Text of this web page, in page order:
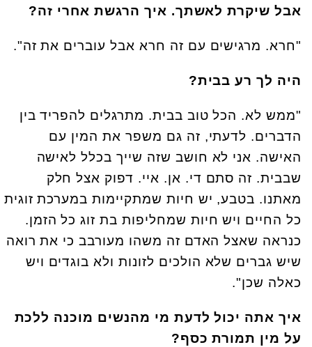
אבל שיקרת לאשתך. איך הרגשת אחרי זה?
"חרא. מרגישים עם זה חרא אבל עוברים את זה".
היה לך רע בבית?
"ממש לא. הכל טוב בבית. מתרגלים להפריד בין
הדברים. לדעתי, זה גם משפר את המין עם
האישה. אני לא חושב שזה שייך בכלל לאישה
שבבית. זה סתם די. אן. איי. דפוק אצל חלק
מאתנו. בטבע, יש חיות שמתקיימות במערכת זוגית
כל החיים ויש חיות שמחליפות בת זוג כל הזמן.
כנראה שאצל האדם זה משהו מעורבב כי את רואה
שיש גברים שלא הולכים לזונות ולא בוגדים ויש
כאלה שכן".
איך אתה יכול לדעת מי מהנשים מוכנה ללכת
על מין תמורת כסף?